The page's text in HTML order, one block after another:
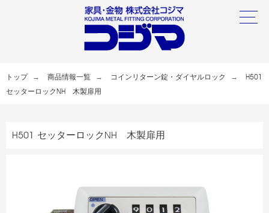
トップ 商品情報一覧 コインリターン錠・ダイヤルロック
H501
セッターロックNH 木製扉用
H501 セッターロックNH 木製扉用